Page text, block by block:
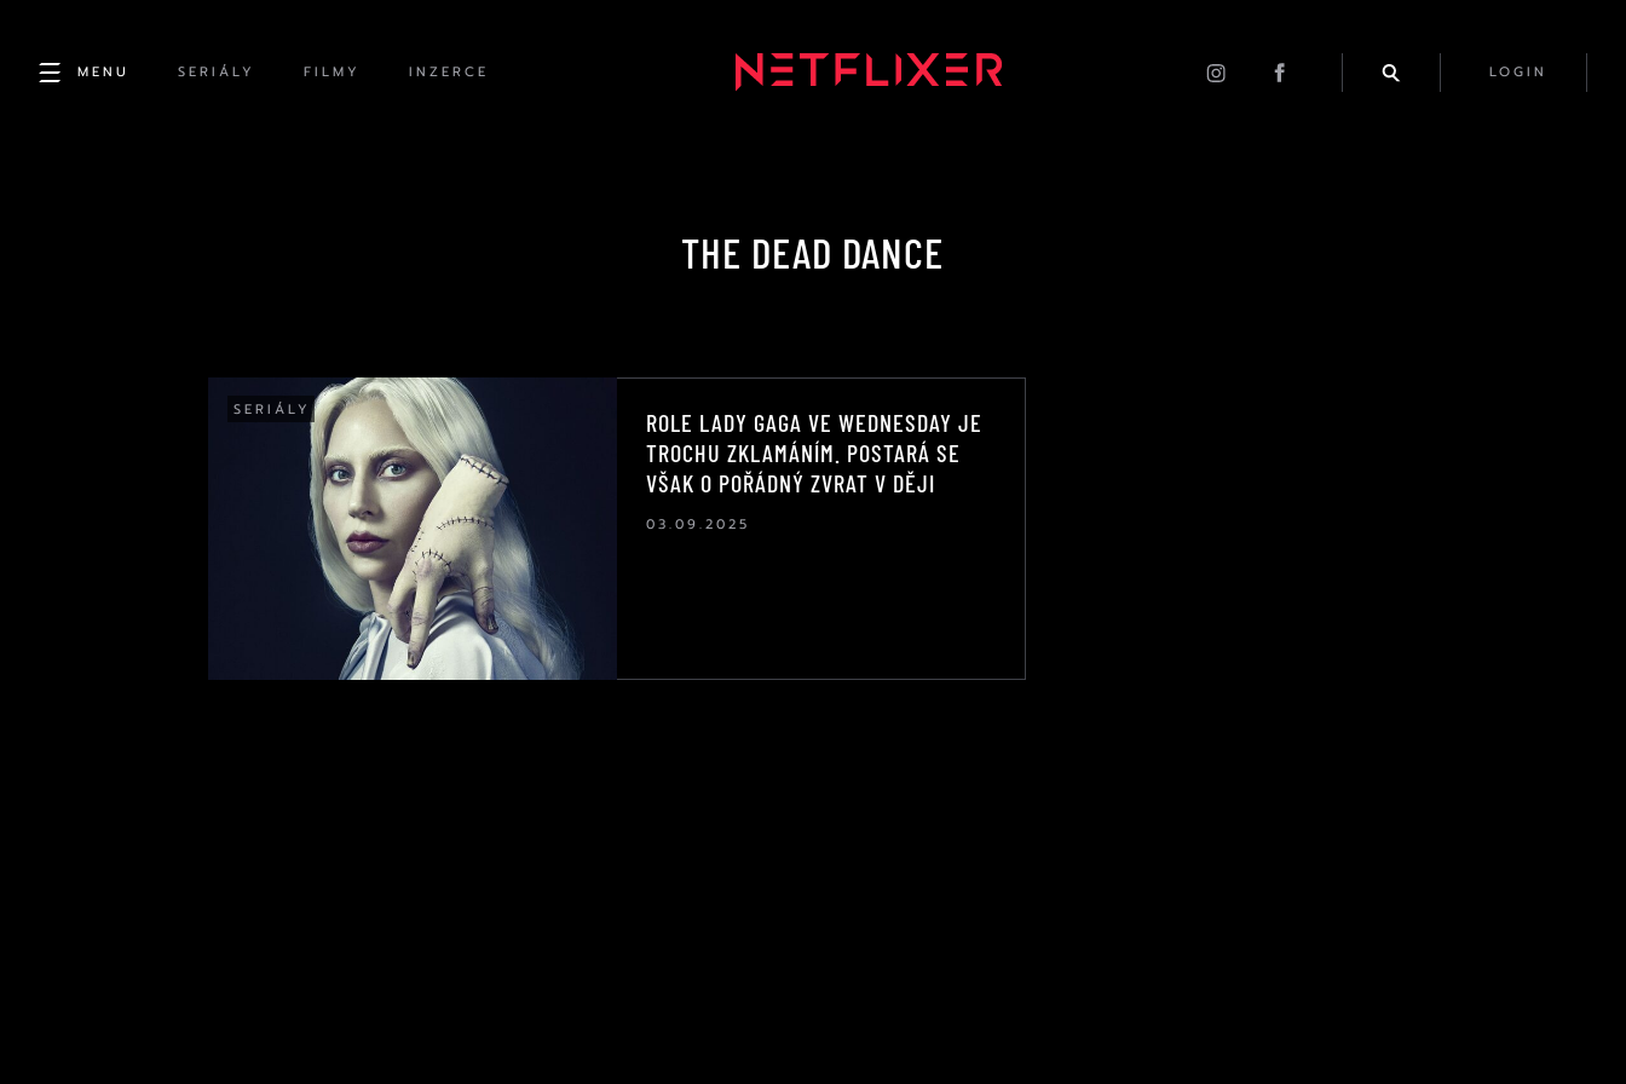
MENU SERIÁLY FILMY INZERCE LOGIN
THE DEAD DANCE
SERIÁLY
ROLE LADY GAGA VE WEDNESDAY JE
TROCHU ZKLAMÁNÍM. POSTARÁ SE
VŠAK O POŘÁDNÝ ZVRAT V DĚJI
03.09.2025